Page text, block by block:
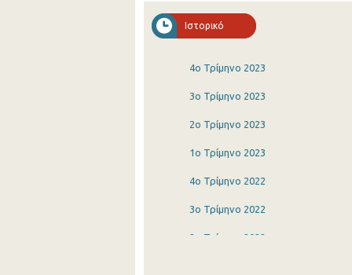
Ιστορικό
4o Τρίμηνο 2023
3o Τρίμηνο 2023
2o Τρίμηνο 2023
1o Τρίμηνο 2023
4o Τρίμηνο 2022
3o Τρίμηνο 2022
2o Τρίμηνο 2022